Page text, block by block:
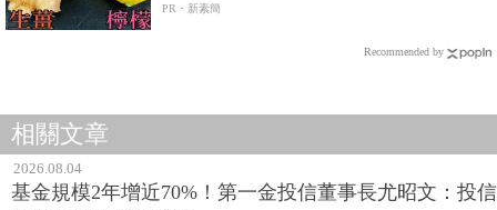
PR・新素簡
Recommended by
相關文章
2026.08.04
基金規模2年增近70%！第一金投信董事長尤昭文：投信